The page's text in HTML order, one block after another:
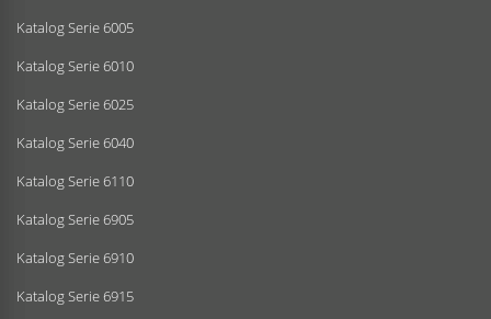
Katalog Serie 6005
Katalog Serie 6010
Katalog Serie 6025
Katalog Serie 6040
Katalog Serie 6110
Katalog Serie 6905
Katalog Serie 6910
Katalog Serie 6915